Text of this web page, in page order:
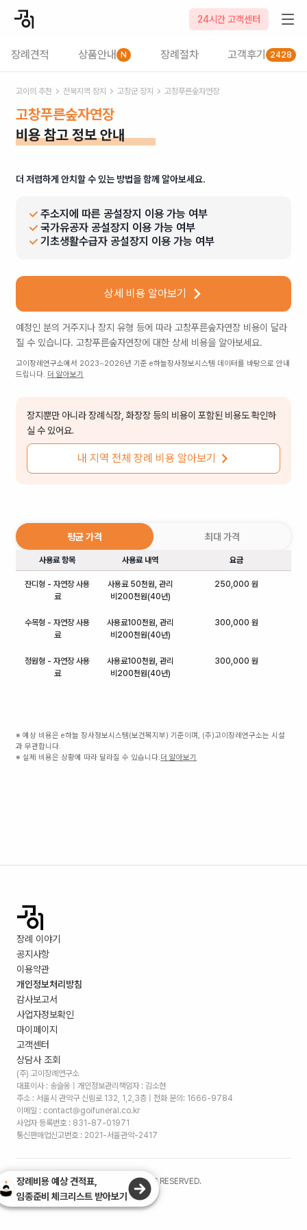
24시간 고객센터
장례견적 상품안내 N 장례절차 고객후기 2428
고이의 추천 전북지역 장지 고창군 장지 고창푸른숲자연장
고창푸른숲자연장
비용 참고 정보 안내
더 저렴하게 안치할 수 있는 방법을 함께 알아보세요.
주소지에 따른 공설장지 이용 가능 여부
국가유공자 공설장지 이용 가능 여부
기초생활수급자 공설장지 이용 가능 여부
상세 비용 알아보기
예정인 분의 거주지나 장지 유형 등에 따라 고창푸른숲자연장 비용이 달라
질 수 있습니다. 고창푸른숲자연장에 대한 상세 비용을 알아보세요.
고이장례연구소에서 2023~2026년 기준 e하늘장사정보시스템 데이터를 바탕으로 안내
드립니다. 더 알아보기
장지뿐만 아니라 장례식장, 화장장 등의 비용이 포함된 비용도 확인하
실 수 있어요.
내 지역 전체 장례 비용 알아보기
평균 가격 최대 가격
사용료 항목 사용료 내역 요금
잔디형 - 자연장 사용
료
사용료 50천원, 관리
비200천원(40년)
250,000 원
수목형 - 자연장 사용
료
사용료100천원, 관리
비200천원(40년)
300,000 원
정원형 - 자연장 사용
료
사용료100천원, 관리
비200천원(40년)
300,000 원
※ 예상 비용은 e하늘 장사정보시스템(보건복지부) 기준이며, (주)고이장례연구소는 시설
과 무관합니다.
※ 실제 비용은 상황에 따라 달라질 수 있습니다.더 알아보기
장례 이야기
공지사항
이용약관
개인정보처리방침
감사보고서
사업자정보확인
마이페이지
고객센터
상담사 조회
(주) 고이장례연구소
대표이사 : 송슬옹 | 개인정보관리책임자 : 김소현
주소 : 서울시 관악구 신림로 132, 1,2,3층 | 전화 문의: 1666-9784
이메일 : contact@goifuneral.co.kr
사업자 등록번호 : 831-87-01971
통신판매업신고번호 : 2021-서울관악-2417
©2026. (주)고이장례연구소 ALL RIGHTS RESERVED.
장례비용 예상 견적표,
임종준비 체크리스트 받아보기